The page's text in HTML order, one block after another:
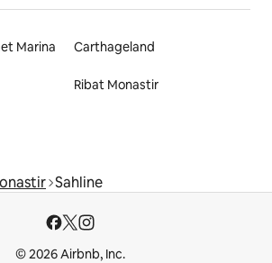
Marina Carthageland
Ribat Monastir
Sahline
© 2026 Airbnb, Inc.